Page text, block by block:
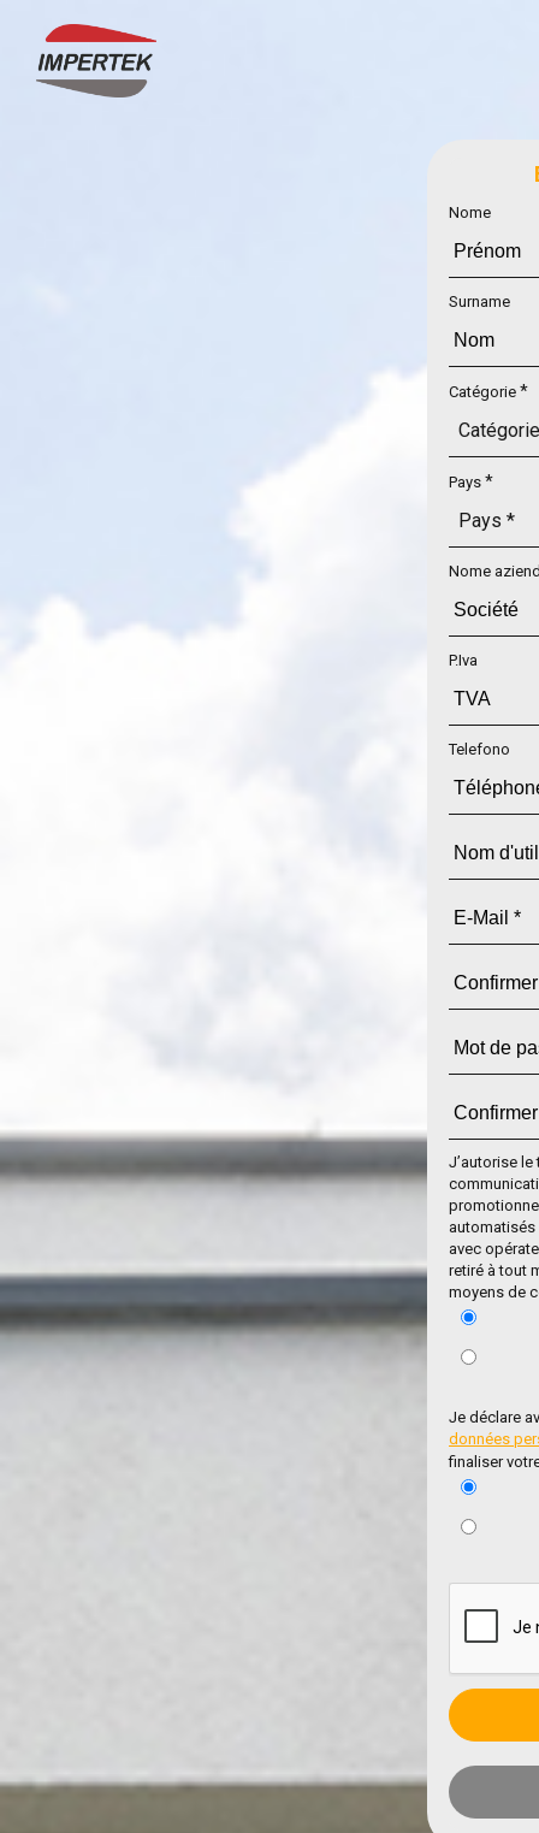
Nome
Surname
Catégorie *
Pays *
Nome
P.Iva
Telefono
J’autorise
avec
retiré à tout
moyens de
Je déclare
données
finaliser